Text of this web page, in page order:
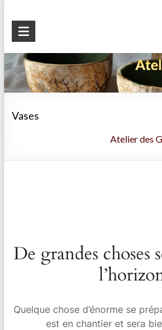
to
content
Atelier
des
Girelles
Créations
Vases
Atelier des
De grandes choses
Quelque chose d’énorme se
est en chantier et sera